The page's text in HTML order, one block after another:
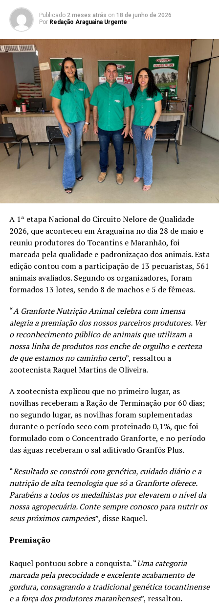
Publicado 2 meses atrás on 18 de junho de 2026
Por Redação Araguaina Urgente
A 1ª etapa Nacional do Circuito Nelore de Qualidade
2026, que aconteceu em Araguaína no dia 28 de maio e
reuniu produtores do Tocantins e Maranhão, foi
marcada pela qualidade e padronização dos animais. Esta
edição contou com a participação de 13 pecuaristas, 561
animais avaliados. Segundo os organizadores, foram
formados 13 lotes, sendo 8 de machos e 5 de fêmeas.
“A Granforte Nutrição Animal celebra com imensa
alegria a premiação dos nossos parceiros produtores. Ver
o reconhecimento público de animais que utilizam a
nossa linha de produtos nos enche de orgulho e certeza
de que estamos no caminho certo”, ressaltou a
zootecnista Raquel Martins de Oliveira.
A zootecnista explicou que no primeiro lugar, as
novilhas receberam a Ração de Terminação por 60 dias;
no segundo lugar, as novilhas foram suplementadas
durante o período seco com proteinado 0,1%, que foi
formulado com o Concentrado Granforte, e no período
das águas receberam o sal aditivado Granfós Plus.
“Resultado se constrói com genética, cuidado diário e a
nutrição de alta tecnologia que só a Granforte oferece.
Parabéns a todos os medalhistas por elevarem o nível da
nossa agropecuária. Conte sempre conosco para nutrir os
seus próximos campeões”, disse Raquel.
Premiação
Raquel pontuou sobre a conquista. “Uma categoria
marcada pela precocidade e excelente acabamento de
gordura, consagrando a tradicional genética tocantinense
e a força dos produtores maranhenses”, ressaltou.